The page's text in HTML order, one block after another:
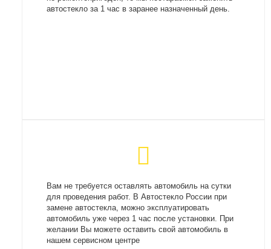
автостекло за 1 час в заранее назначенный день.
Вам не требуется оставлять автомобиль на сутки
для проведения работ. В Автостекло России при
замене автостекла, можно эксплуатировать
автомобиль уже через 1 час после установки. При
желании Вы можете оставить свой автомобиль в
нашем сервисном центре